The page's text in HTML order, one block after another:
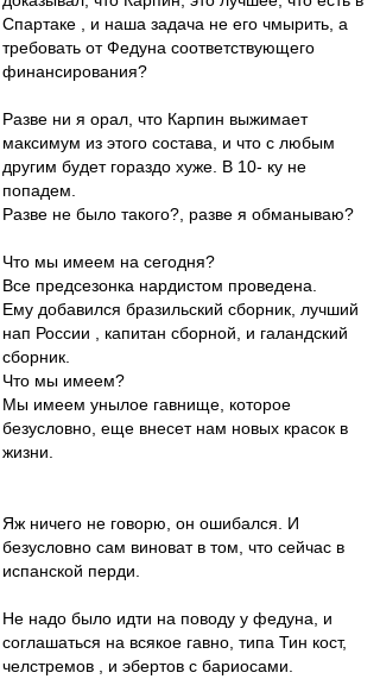
Спартаке , и наша задача не его чмырить, а
требовать от Федуна соответствующего
финансирования?
Разве ни я орал, что Карпин выжимает
максимум из этого состава, и что с любым
другим будет гораздо хуже. В 10- ку не
попадем.
Разве не было такого?, разве я обманываю?
Что мы имеем на сегодня?
Все предсезонка нардистом проведена.
Ему добавился бразильский сборник, лучший
нап России , капитан сборной, и галандский
сборник.
Что мы имеем?
Мы имеем унылое гавнище, которое
безусловно, еще внесет нам новых красок в
жизни.
Яж ничего не говорю, он ошибался. И
безусловно сам виноват в том, что сейчас в
испанской перди.
Не надо было идти на поводу у федуна, и
соглашаться на всякое гавно, типа Тин кост,
челстремов , и эбертов с бариосами.